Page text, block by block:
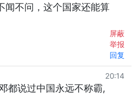
闻不问，这个国家还能算
屏蔽
举报
回复
20:14
都说过中国永远不称霸,